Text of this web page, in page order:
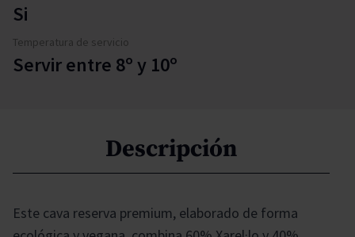
Si
Temperatura de servicio
Servir entre 8º y 10º
Descripción
Este cava reserva premium, elaborado de forma